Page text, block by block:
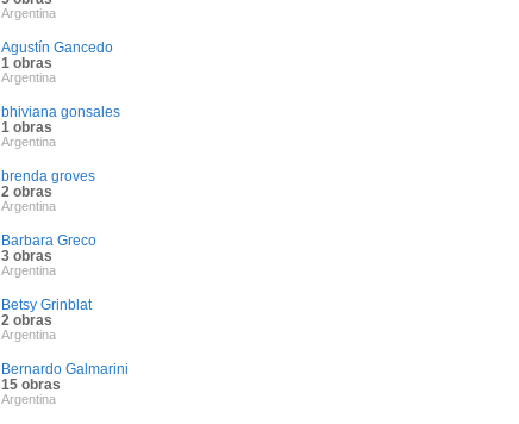
Argentina
Agustín Gancedo
1 obras
Argentina
bhiviana gonsales
1 obras
Argentina
brenda groves
2 obras
Argentina
Barbara Greco
3 obras
Argentina
Betsy Grinblat
2 obras
Argentina
Bernardo Galmarini
15 obras
Argentina